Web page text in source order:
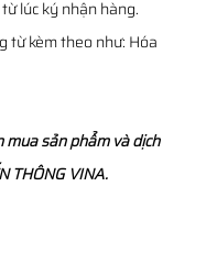
lúc ký nhận hàng.
từ kèm theo như: Hóa
mua sản phẩm và dịch
THÔNG VINA.